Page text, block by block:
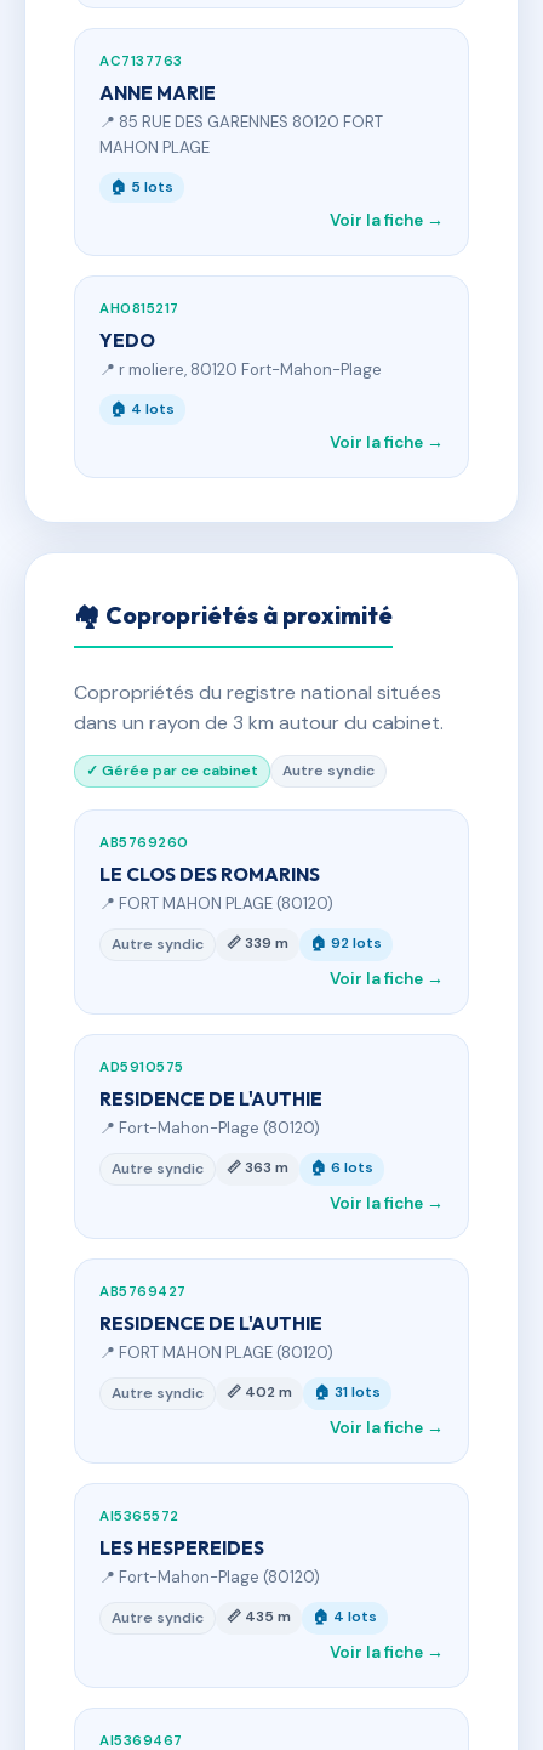
AC7137763
ANNE MARIE
📍 85 RUE DES GARENNES 80120 FORT
MAHON PLAGE
🏠 5 lots
Voir la fiche →
AH0815217
YEDO
📍 r moliere, 80120 Fort-Mahon-Plage
🏠 4 lots
Voir la fiche →
🏘 Copropriétés à proximité
Copropriétés du registre national situées
dans un rayon de 3 km autour du cabinet.
✓ Gérée par ce cabinet Autre syndic
AB5769260
LE CLOS DES ROMARINS
📍 FORT MAHON PLAGE (80120)
Autre syndic 📏 339 m 🏠 92 lots
Voir la fiche →
AD5910575
RESIDENCE DE L'AUTHIE
📍 Fort-Mahon-Plage (80120)
Autre syndic 📏 363 m 🏠 6 lots
Voir la fiche →
AB5769427
RESIDENCE DE L'AUTHIE
📍 FORT MAHON PLAGE (80120)
Autre syndic 📏 402 m 🏠 31 lots
Voir la fiche →
AI5365572
LES HESPEREIDES
📍 Fort-Mahon-Plage (80120)
Autre syndic 📏 435 m 🏠 4 lots
Voir la fiche →
AI5369467